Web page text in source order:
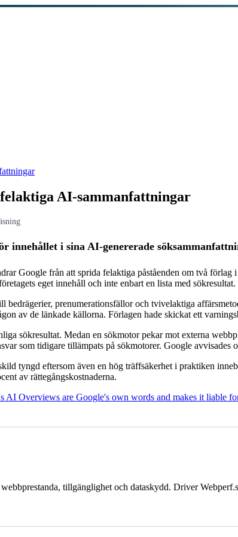
AI-sammanfattningar
i sina AI-genererade
Google från att sprida felaktiga påståenden om två förlag
eget innehåll och inte enbart en lista med sökresultat.
prenumerationsfällor och tvivelaktiga
av de länkade källorna. Förlagen hade skickat ett
sökresultat. Medan en sökmotor pekar mot externa
som tidigare tillämpats på sökmotorer. Google avvisades
tyngd eftersom även en hög träffsäkerhet i praktiken
av rättegångskostnaderna.
AI Overviews are Google's own words and makes it liable
tillgänglighet och dataskydd. Driver